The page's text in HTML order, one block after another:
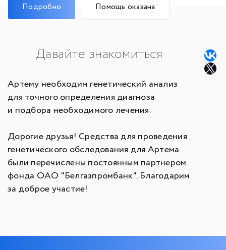
Подробно Помощь оказана
Давайте знакомиться
Артему необходим генетический анализ
для точного определения диагноза
и подбора необходимого лечения.
Дорогие друзья! Средства для проведения
генетического обследования для Артема
были перечислены постоянным партнером
фонда ОАО "Белгазпромбанк". Благодарим
за доброе участие!